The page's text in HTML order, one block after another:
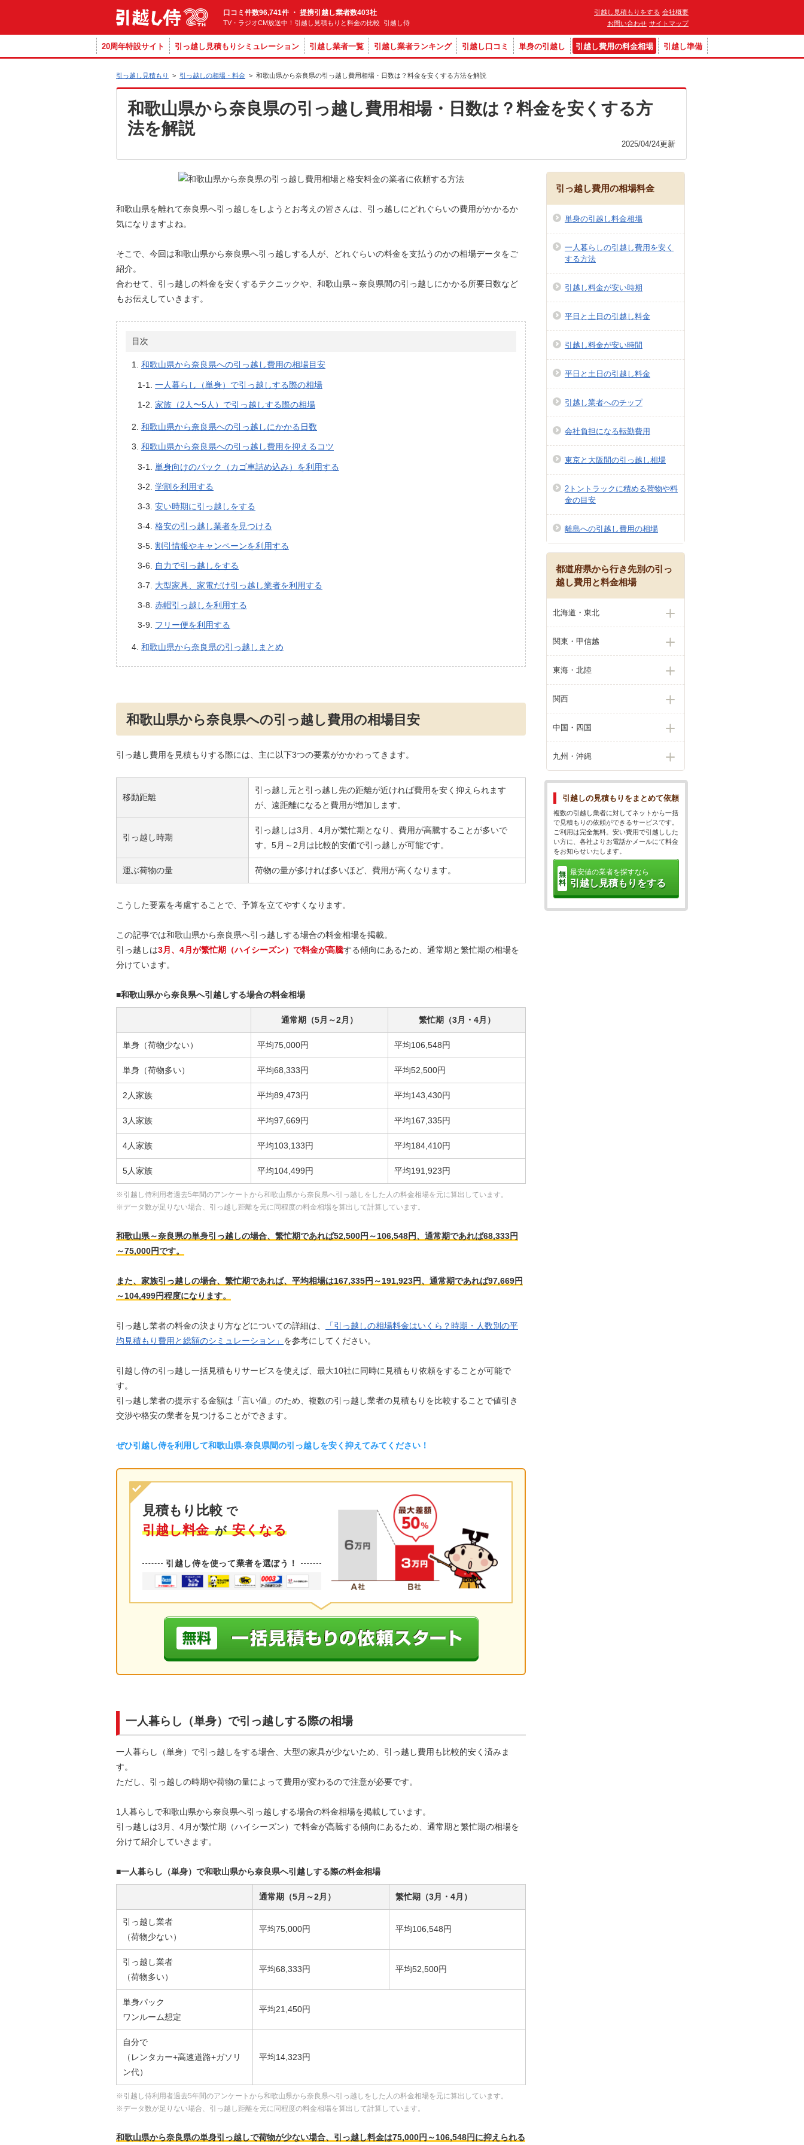
口コミ件数96,741件 ・ 提携引越し業者数403社
TV・ラジオCM放送中！引越し見積もりと料金の比較 引越し侍
引越し見積もりをする 会社概要
お問い合わせ サイトマップ
20周年特設サイト 引っ越し見積もりシミュレーション 引越し業者一覧 引越し業者ランキング 引越し口コミ 単身の引越し 引越し費用の料金相場 引越し準備
引っ越し見積もり > 引っ越しの相場・料金 > 和歌山県から奈良県の引っ越し費用相場・日数は？料金を安くする方法を解説
和歌山県から奈良県の引っ越し費用相場・日数は？料金を安くする方
法を解説
2025/04/24更新
和歌山県を離れて奈良県へ引っ越しをしようとお考えの皆さんは、引っ越しにどれぐらいの費用がかかるか
気になりますよね。
そこで、今回は和歌山県から奈良県へ引っ越しする人が、どれぐらいの料金を支払うのかの相場データをご
紹介。
合わせて、引っ越しの料金を安くするテクニックや、和歌山県～奈良県間の引っ越しにかかる所要日数など
もお伝えしていきます。
目次
和歌山県から奈良県への引っ越し費用の相場目安
一人暮らし（単身）で引っ越しする際の相場
家族（2人〜5人）で引っ越しする際の相場
和歌山県から奈良県への引っ越しにかかる日数
和歌山県から奈良県への引っ越し費用を抑えるコツ
単身向けのパック（カゴ車詰め込み）を利用する
学割を利用する
安い時期に引っ越しをする
格安の引っ越し業者を見つける
割引情報やキャンペーンを利用する
自力で引っ越しをする
大型家具、家電だけ引っ越し業者を利用する
赤帽引っ越しを利用する
フリー便を利用する
和歌山県から奈良県の引っ越しまとめ
和歌山県から奈良県への引っ越し費用の相場目安
引っ越し費用を見積もりする際には、主に以下3つの要素がかかわってきます。
移動距離
引っ越し元と引っ越し先の距離が近ければ費用を安く抑えられます
が、遠距離になると費用が増加します。
引っ越し時期
引っ越しは3月、4月が繁忙期となり、費用が高騰することが多いで
す。5月～2月は比較的安価で引っ越しが可能です。
運ぶ荷物の量 荷物の量が多ければ多いほど、費用が高くなります。
こうした要素を考慮することで、予算を立てやすくなります。
この記事では和歌山県から奈良県へ引っ越しする場合の料金相場を掲載。
引っ越しは3月、4月が繁忙期（ハイシーズン）で料金が高騰する傾向にあるため、通常期と繁忙期の相場を
分けています。
■和歌山県から奈良県へ引越しする場合の料金相場
通常期（5月～2月） 繁忙期（3月・4月）
単身（荷物少ない） 平均75,000円 平均106,548円
単身（荷物多い） 平均68,333円 平均52,500円
2人家族 平均89,473円 平均143,430円
3人家族 平均97,669円 平均167,335円
4人家族 平均103,133円 平均184,410円
5人家族 平均104,499円 平均191,923円
※引越し侍利用者過去5年間のアンケートから和歌山県から奈良県へ引っ越しをした人の料金相場を元に算出しています。
※データ数が足りない場合、引っ越し距離を元に同程度の料金相場を算出して計算しています。
和歌山県～奈良県の単身引っ越しの場合、繁忙期であれば52,500円～106,548円、通常期であれば68,333円
～75,000円です。
また、家族引っ越しの場合、繁忙期であれば、平均相場は167,335円～191,923円、通常期であれば97,669円
～104,499円程度になります。
引っ越し業者の料金の決まり方などについての詳細は、
「引っ越しの相場料金はいくら？時期・人数別の平
均見積もり費用と総額のシミュレーション」 を参考にしてください。
引越し侍の引っ越し一括見積もりサービスを使えば、最大10社に同時に見積もり依頼をすることが可能で
す。
引っ越し業者の提示する金額は「言い値」のため、複数の引っ越し業者の見積もりを比較することで値引き
交渉や格安の業者を見つけることができます。
ぜひ引越し侍を利用して和歌山県-奈良県間の引っ越しを安く抑えてみてください！
見積もり比較 で
引越し料金 が 安くなる
引越し侍を使って業者を選ぼう！
一人暮らし（単身）で引っ越しする際の相場
一人暮らし（単身）で引っ越しをする場合、大型の家具が少ないため、引っ越し費用も比較的安く済みま
す。
ただし、引っ越しの時期や荷物の量によって費用が変わるので注意が必要です。
1人暮らしで和歌山県から奈良県へ引っ越しする場合の料金相場を掲載しています。
引っ越しは3月、4月が繁忙期（ハイシーズン）で料金が高騰する傾向にあるため、通常期と繁忙期の相場を
分けて紹介していきます。
■一人暮らし（単身）で和歌山県から奈良県へ引越しする際の料金相場
通常期（5月～2月） 繁忙期（3月・4月）
引っ越し業者
（荷物少ない）
平均75,000円 平均106,548円
引っ越し業者
（荷物多い）
平均68,333円 平均52,500円
単身パック
ワンルーム想定
平均21,450円
自分で
（レンタカー+高速道路+ガソリ
ン代）
平均14,323円
※引越し侍利用者過去5年間のアンケートから和歌山県から奈良県へ引っ越しをした人の料金相場を元に算出しています。
※データ数が足りない場合、引っ越し距離を元に同程度の料金相場を算出して計算しています。
和歌山県から奈良県の単身引っ越しで荷物が少ない場合、引っ越し料金は75,000円～106,548円に抑えられる
引っ越し費用の相場料金
単身の引越し料金相場
一人暮らしの引越し費用を安く
する方法
引越し料金が安い時期
平日と土日の引越し料金
引越し料金が安い時間
平日と土日の引越し料金
引越し業者へのチップ
会社負担になる転勤費用
東京と大阪間の引っ越し相場
2トントラックに積める荷物や料
金の目安
離島への引越し費用の相場
都道府県から行き先別の引っ
越し費用と料金相場
北海道・東北
関東・甲信越
東海・北陸
関西
中国・四国
九州・沖縄
引越しの見積もりをまとめて依頼
複数の引越し業者に対してネットから一括
で見積もりの依頼ができるサービスです。
ご利用は完全無料。安い費用で引越しした
い方に、各社よりお電話かメールにて料金
をお知らせいたします。
無
料
最安値の業者を探すなら
引越し見積もりをする